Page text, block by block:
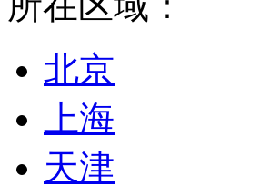
北京
上海
天津